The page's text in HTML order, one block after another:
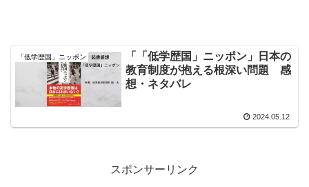
「低学歴国」ニッポン
「「低学歴国」ニッポン」日本の
教育制度が抱える根深い問題 感
想・ネタバレ
2024.05.12
スポンサーリンク